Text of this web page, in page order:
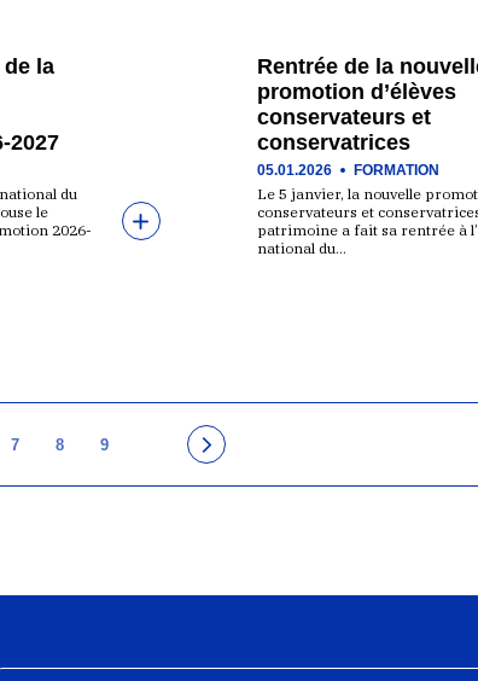
de la
2027
du
le
2026-
Rentrée de la
promotion d’élèves
conservateurs et
conservatrices
05.01.2026 FORMATION
Le 5 janvier, la nouvelle
conservateurs et
patrimoine a fait sa rentrée à
national du…
7 8 9